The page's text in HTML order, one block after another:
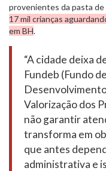
provenientes da pasta
17 mil crianças
em BH.
“A cidade deixa
Fundeb (Fundo
Valorização dos
não garantir
transforma em
que antes
administrativa e